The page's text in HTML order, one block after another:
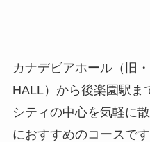
カナデビアホール（旧
HALL）から後楽園駅ま
シティの中心を気軽に
におすすめのコースです